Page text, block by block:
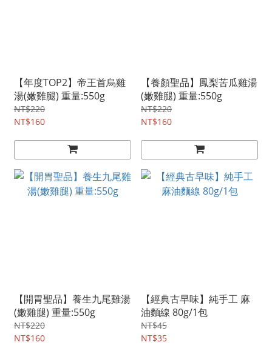
【年度TOP2】帝王首烏雞
湯(嫩雞腿) 重量:550g
NT$220
NT$160
【養顏聖品】鳳梨苦瓜雞湯
(嫩雞腿) 重量:550g
NT$220
NT$160
【開胃聖品】養生九尾雞湯
(嫩雞腿) 重量:550g
NT$220
NT$160
【經典古早味】純手工 麻
油麵線 80g/1包
NT$45
NT$35